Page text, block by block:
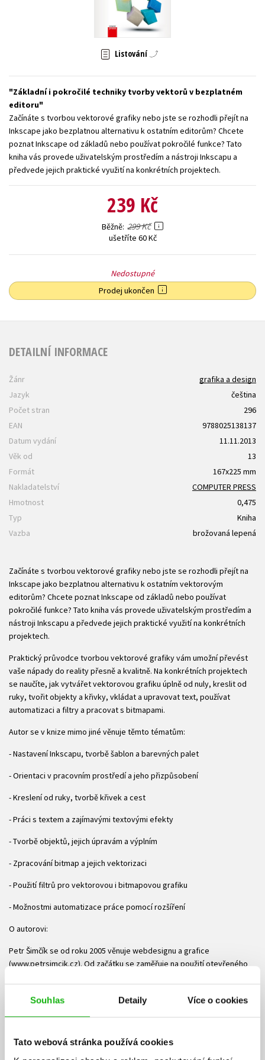
Souhlas Detaily Více o cookies
Tato webová stránka používá cookies
Zahraniční literatura
Listování
Základní i pokročilé techniky tvorby vektorů v bezplatném
editoru
Začínáte s tvorbou vektorové grafiky nebo jste se rozhodli přejít na
Inkscape jako bezplatnou alternativu k ostatním editorům? Chcete
poznat Inkscape od základů nebo používat pokročilé funkce? Tato
kniha vás provede uživatelským prostředím a nástroji Inkscapu a
předvede jejich praktické využití na konkrétních projektech.
239 Kč
Běžně 299 Kč
ušetříte 60 Kč
Nedostupné
Prodej ukončen
DETAILNÍ INFORMACE
Žánr
grafika a design
Jazyk
čeština
Počet stran
296
EAN
9788025138137
Datum vydání
11.11.2013
Věk od
13
Formát
167x225 mm
Nakladatelství
COMPUTER PRESS
Hmotnost
0,475
Typ
Kniha
Vazba
brožovaná lepená
Začínáte s tvorbou vektorové grafiky nebo jste se rozhodli přejít na
Inkscape jako bezplatnou alternativu k ostatním vektorovým
editorům? Chcete poznat Inkscape od základů nebo používat
pokročilé funkce? Tato kniha vás provede uživatelským prostředím a
nástroji Inkscapu a předvede jejich praktické využití na konkrétních
projektech.
Praktický průvodce tvorbou vektorové grafiky vám umožní převést
vaše nápady do reality přesně a kvalitně. Na konkrétních projektech
se naučíte, jak vytvářet vektorovou grafiku úplně od nuly, kreslit od
ruky, tvořit objekty a křivky, vkládat a upravovat text, používat
automatizaci a filtry a pracovat s bitmapami.
Autor se v knize mimo jiné věnuje těmto tématům:
- Nastavení Inkscapu, tvorbě šablon a barevných palet
- Orientaci v pracovním prostředí a jeho přizpůsobení
- Kreslení od ruky, tvorbě křivek a cest
- Práci s textem a zajímavými textovými efekty
- Tvorbě objektů, jejich úpravám a výplním
- Zpracování bitmap a jejich vektorizaci
- Použití filtrů pro vektorovou i bitmapovou grafiku
- Možnostmi automatizace práce pomocí rozšíření
O autorovi:
Petr Šimčík se od roku 2005 věnuje webdesignu a grafice
(www.petrsimcik.cz). Od začátku se zaměřuje na použití otevřeného
workshopů na téma Inkscape a autorem návodů na práci v tomto
programu, uveřejněných nejen na webu www.inkscapers.cz.
Ke stažení